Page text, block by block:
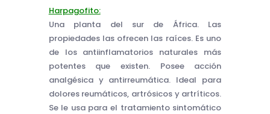
Harpagofito:
Una planta del sur de África. Las
propiedades las ofrecen las raíces. Es uno
de los antiinflamatorios naturales más
potentes que existen. Posee acción
analgésica y antirreumática. Ideal para
dolores reumáticos, artrósicos y artríticos.
Se le usa para el tratamiento sintomático